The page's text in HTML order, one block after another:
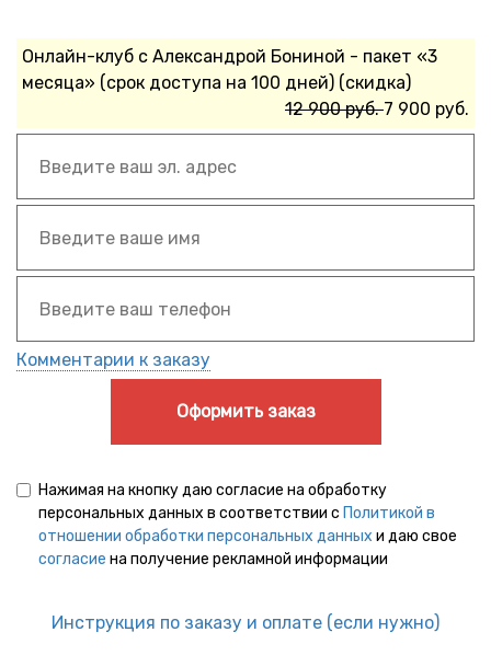
Онлайн-клуб с Александрой Бониной - пакет «3
месяца» (срок доступа на 100 дней) (скидка)
12 900 руб.7 900 руб.
Комментарии к заказу
Оформить заказ
Нажимая на кнопку даю согласие на обработку
персональных данных в соответствии с Политикой в
отношении обработки персональных данных и даю свое
согласие на получение рекламной информации
Инструкция по заказу и оплате (если нужно)